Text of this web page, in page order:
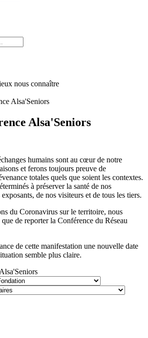
nous connaître
Alsa'Seniors
Alsa'Seniors
humains sont au cœur de notre
et ferons toujours preuve de
totales quels que soient les contextes.
à préserver la santé de nos
de nos visiteurs et de tous les tiers.
du Coronavirus sur le territoire, nous
de reporter la Conférence du Réseau
de cette manifestation une nouvelle date
semble plus claire.